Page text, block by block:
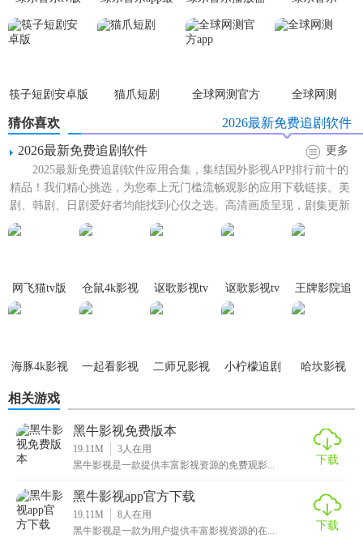
新版本
筷子短剧安卓版 猫爪短剧
全球网测官方
全球网测
猜你喜欢
2026最新免费追剧软件
2026最新免费追剧软件
更多
2025最新免费追剧软件应用合集，集结国外影视APP排行前十的
精品！我们精心挑选，为您奉上无门槛流畅观影的应用下载链接。美
剧、韩剧、日剧爱好者均能找到心仪之选。高清画质呈现，剧集更新
神速，更享无广告纯...
网飞猫tv版
仓鼠4k影视
讴歌影视tv
版最新版
讴歌影视tv
王牌影院追
海豚4k影视
一起看影视
二师兄影视
小柠檬追剧
哈坎影视
相关游戏
黑牛影视免费版本
19.11M 3人在用
黑牛影视是一款提供丰富影视资源的免费观影...
下载
黑牛影视app官方下载
19.11M 8人在用
黑牛影视是一款为用户提供丰富影视资源的在...
下载